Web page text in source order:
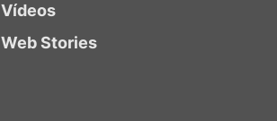
Vídeos
Web Stories